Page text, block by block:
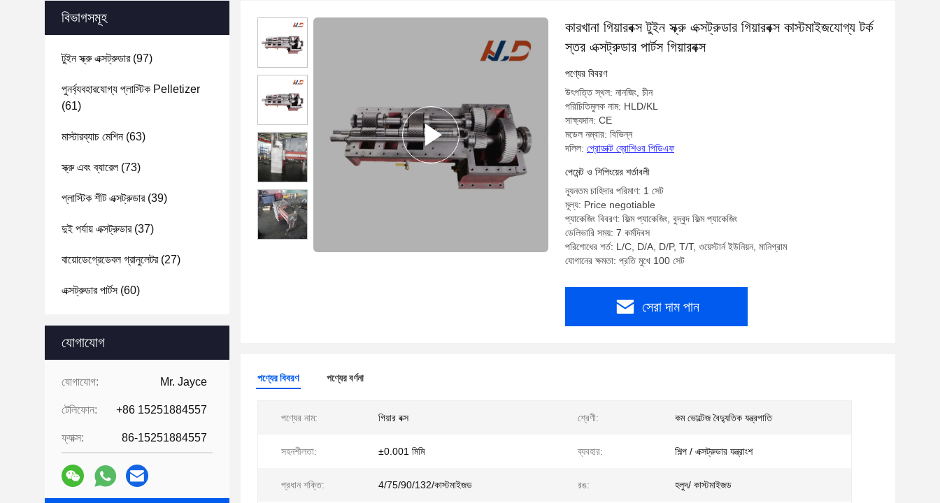
বিভাগসমূহ
টুইন স্ক্রু এক্সট্রুডার(97)
পুনর্ব্যবহারযোগ্য প্লাস্টিক Pelletizer
(61)
মাস্টারব্যাচ মেশিন(63)
স্ক্রু এবং ব্যারেল(73)
প্লাস্টিক শীট এক্সট্রুডার(39)
দুই পর্যায় এক্সট্রুডার(37)
বায়োডেগ্রেডেবল গ্রানুলেটর(27)
এক্সট্রুডার পার্টস(60)
যোগাযোগ
যোগাযোগ: Mr. Jayce
টেলিফোন: +86 15251884557
ফ্যাক্স: 86-15251884557
কারখানা গিয়ারবক্স টুইন স্ক্রু এক্সট্রুডার গিয়ারবক্স কাস্টমাইজযোগ্য টর্ক
স্তর এক্সট্রুডার পার্টস গিয়ারবক্স
পণ্যের বিবরণ
উৎপত্তি স্থল: নানজিং, চীন
পরিচিতিমুলক নাম: HLD/KL
সাক্ষ্যদান: CE
মডেল নম্বার: বিভিন্ন
দলিল: প্রোডাক্ট ব্রোশিওর পিডিএফ
পেমেন্ট ও শিপিংয়ের শর্তাবলী
ন্যূনতম চাহিদার পরিমাণ: 1 সেট
মূল্য: Price negotiable
প্যাকেজিং বিবরণ: ফিল্ম প্যাকেজিং, বুদ্বুদ ফিল্ম প্যাকেজিং
ডেলিভারি সময়: 7 কর্মদিবস
পরিশোধের শর্ত: L/C, D/A, D/P, T/T, ওয়েস্টার্ন ইউনিয়ন, মানিগ্রাম
যোগানের ক্ষমতা: প্রতি মুখে 100 সেট
সেরা দাম পান
পণ্যের বিবরণ পণ্যের বর্ণনা
পণ্যের নাম: গিয়ার বক্স শ্রেণী: কম ভোল্টেজ বৈদ্যুতিক যন্ত্রপাতি
সহনশীলতা: ±0.001 মিমি ব্যবহার: শিল্প / এক্সট্রুডার যন্ত্রাংশ
প্রধান শক্তি: 4/75/90/132/কাস্টমাইজড রঙ: হলুদ/ কাস্টমাইজড